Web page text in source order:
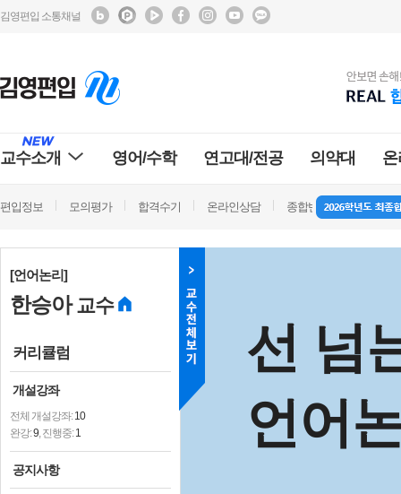
김영편입 소통채널
교수소개 영어/수학 연고대/전공 의약대
편입정보 모의평가 합격수기 온라인상담 종합반 방문상담
[언어논리]
한승아교수
커리큘럼
개설강좌
전체 개설강좌:10
완강:9, 진행중:1
공지사항
선 넘
언어